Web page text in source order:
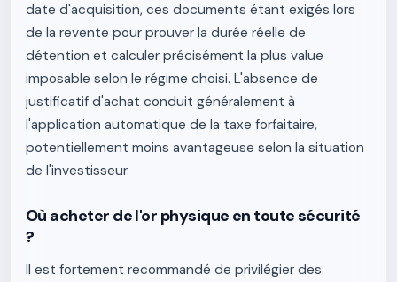
date d'acquisition, ces documents étant exigés lors
de la revente pour prouver la durée réelle de
détention et calculer précisément la plus value
imposable selon le régime choisi. L'absence de
justificatif d'achat conduit généralement à
l'application automatique de la taxe forfaitaire,
potentiellement moins avantageuse selon la situation
de l'investisseur.
Où acheter de l'or physique en toute sécurité
?
Il est fortement recommandé de privilégier des